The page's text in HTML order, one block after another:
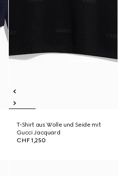
T-Shirt aus Wolle und Seide mit
Gucci Jacquard
CHF 1,250